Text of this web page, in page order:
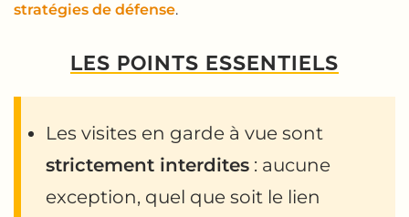
stratégies de défense.
LES POINTS ESSENTIELS
Les visites en garde à vue sont
strictement interdites : aucune
exception, quel que soit le lien